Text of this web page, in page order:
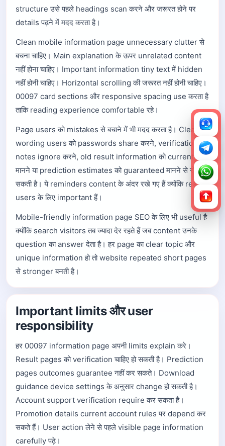
structure उसे पहले headings scan करने और जरूरत होने पर
details पढ़ने में मदद करता है।
Clean mobile information page unnecessary clutter से
बचना चाहिए। Main explanation के ऊपर unrelated content
नहीं होना चाहिए। Important information tiny text में hidden
नहीं होनी चाहिए। Horizontal scrolling की जरूरत नहीं होनी चाहिए।
00097 card sections और responsive spacing use करता है
ताकि reading experience comfortable रहे।
Page users को mistakes से बचाने में भी मदद करता है। Clear
wording users को passwords share करने, verification
notes ignore करने, old result information को current
मानने या prediction estimates को guaranteed मानने से रोक
सकती है। ये reminders content के अंदर रखे गए हैं क्योंकि real
users के लिए important हैं।
Mobile-friendly information page SEO के लिए भी useful है
क्योंकि search visitors तब ज्यादा देर रहते हैं जब content उनके
question का answer देता है। हर page का clear topic और
unique information हो तो website repeated short pages
से stronger बनती है।
Important limits और user
responsibility
हर 00097 information page अपनी limits explain करे।
Result pages को verification चाहिए हो सकती है। Prediction
pages outcomes guarantee नहीं कर सकते। Download
guidance device settings के अनुसार change हो सकती है।
Account support verification require कर सकता है।
Promotion details current account rules पर depend कर
सकते हैं। User action लेने से पहले visible page information
carefully पढ़े।